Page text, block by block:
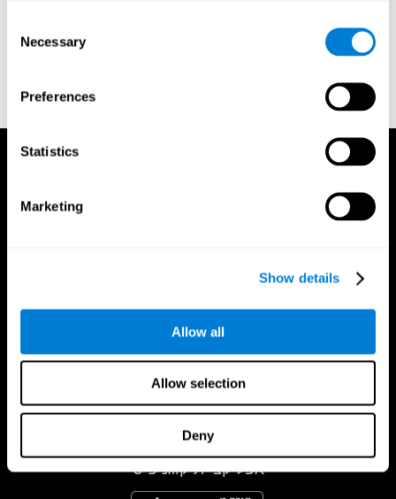
Selection
Necessary
Preferences
Statistics
Marketing
Show details
Allow all
Allow selection
Deny
Korkman, M., Kirk, U., & Kemp, S (1998a). NEPSY: הערכה
נוירופסיכולוגית התפתחותית. תאגיד פסיכולוגי.
Korkman, M., Kirk, U., & Kemp, S (1998b). Manual for the
NEPSY. San Antonio, TX: תאגיד פסיכולוגי.
אפליקציית קוגניפיט